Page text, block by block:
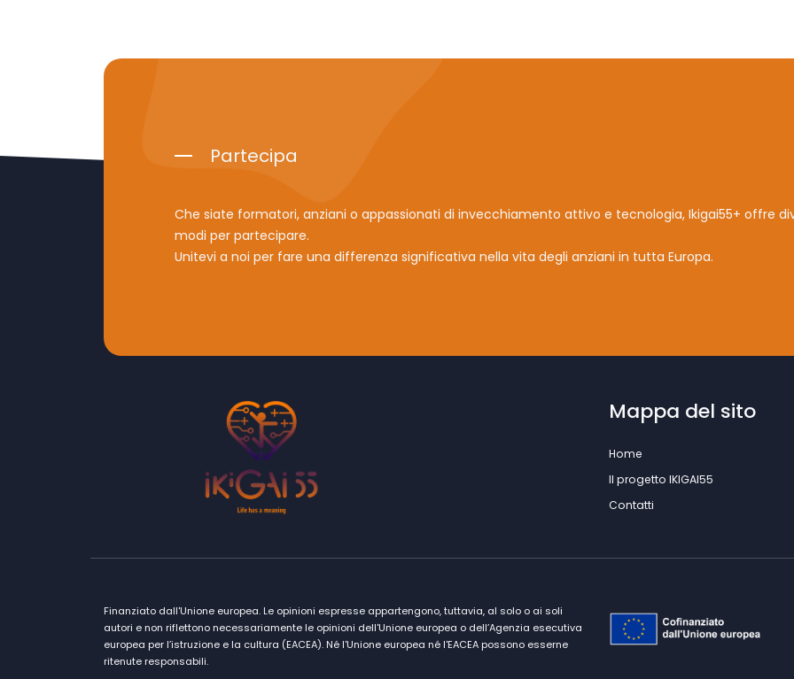
Partecipa
Che siate formatori, anziani o appassionati di invecchiamento attivo e tecnologia, Ikigai55+ offre
modi per partecipare.
Unitevi a noi per fare una differenza significativa nella vita degli anziani in tutta Europa.
Mappa del sito
Home
Il progetto IKIGAI55
Contatti
Finanziato dall'Unione europea. Le opinioni espresse appartengono, tuttavia, al solo o ai soli
autori e non riflettono necessariamente le opinioni dell'Unione europea o dell’Agenzia esecutiva
europea per l’istruzione e la cultura (EACEA). Né l'Unione europea né l'EACEA possono esserne
ritenute responsabili.